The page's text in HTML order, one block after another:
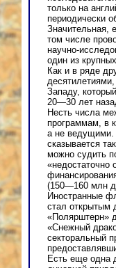
только на
периодически
Значительная,
том числе
научно-
один из
Как и в ряде
Западу, который
20—30 лет
Несть числа
программам, в
а не ведущими.
сказывается
можно судить
«недостаточно
(150—160 млн
Иностранные
стал открытым
«Полярштерн»
«Снежный
секторальный
Есть еще одна